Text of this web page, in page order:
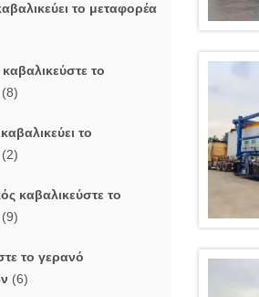
το μεταφορέα
το
(8)
το
(2)
καβαλικεύστε το
(9)
το γερανό
(6)